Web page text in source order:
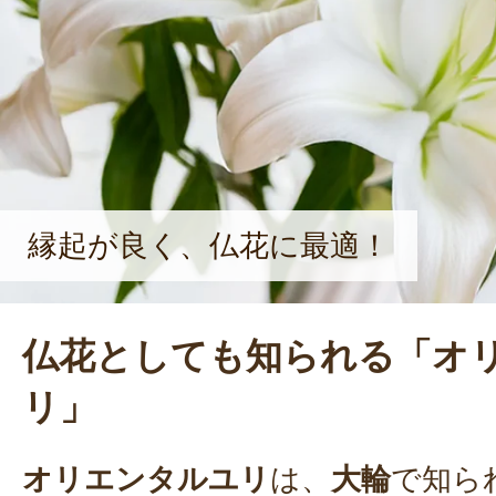
どちらかというと、ご年配の方に好
すが、近年は品種改良が進み、小ぶ
えてきました。若い方にもぜひ興味
るように、魅力を伝えていきたいで
いる。
縁起が良く、仏花に最適！
仏花としても知られる「オ
リ」
オリエンタルユリ は、 大輪で知ら